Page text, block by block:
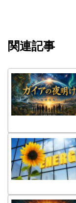
関連記事